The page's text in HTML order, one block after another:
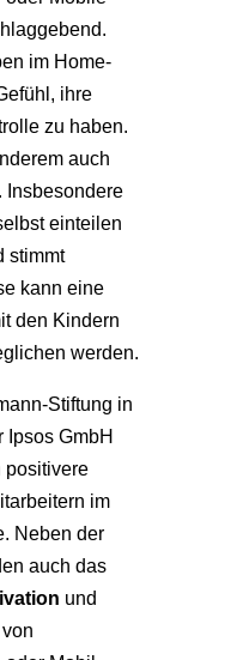
im Home-
ihre
zu haben.
auch
Insbesondere
einteilen
stimmt
kann eine
den Kindern
werden.
Stiftung in
Ipsos GmbH
positivere
im
Neben der
auch das
und